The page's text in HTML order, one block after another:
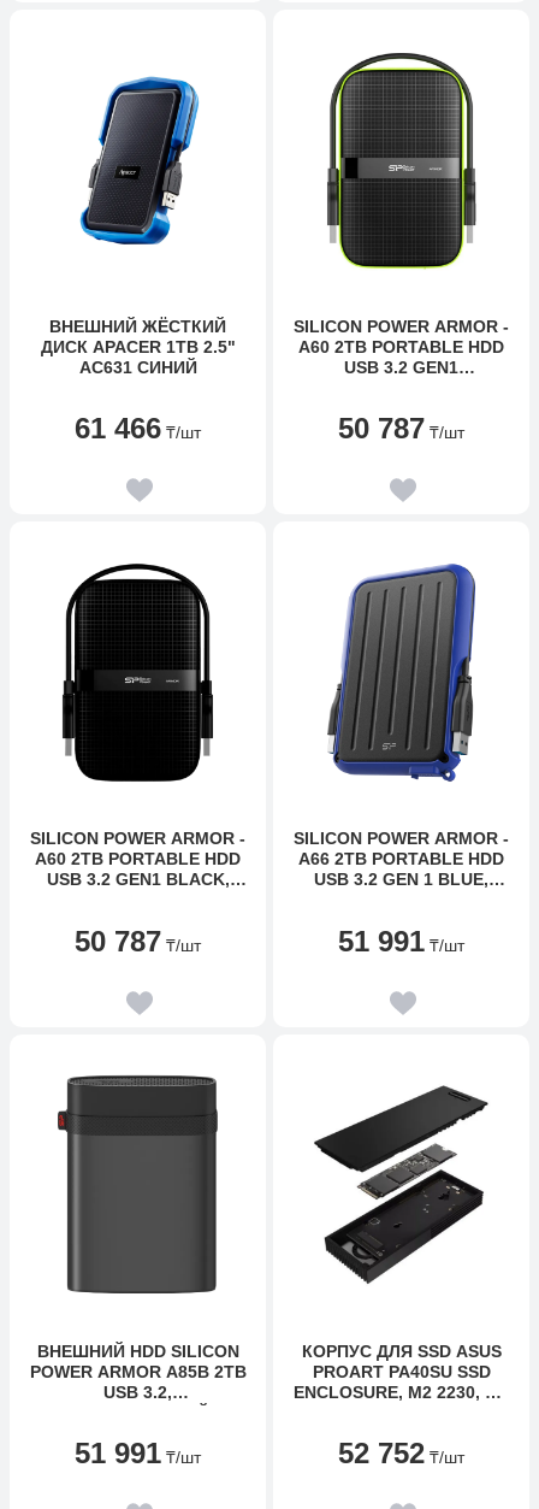
ВНЕШНИЙ ЖЁСТКИЙ
ДИСК APACER 1TB 2.5"
AC631 СИНИЙ
61 466 ₸/шт
SILICON POWER ARMOR -
A60 2TB PORTABLE HDD
USB 3.2 GEN1
810G METHOD 516.6
LIGHT
50 787 ₸/шт
SILICON POWER ARMOR -
A60 2TB PORTABLE HDD
USB 3.2 GEN1 BLACK,
PROCEDURE IV, WATER-
50 787 ₸/шт
SILICON POWER ARMOR -
A66 2TB PORTABLE HDD
USB 3.2 GEN 1 BLUE,
RESISTANT IPX4, 360˚
51 991 ₸/шт
ВНЕШНИЙ HDD SILICON
POWER ARMOR A85B 2TB
USB 3.2,
УДАРОПРОЧНЫЙ,
51 991 ₸/шт
КОРПУС ДЛЯ SSD ASUS
PROART PA40SU SSD
ENCLOSURE, M2 2230, M2
52 752 ₸/шт